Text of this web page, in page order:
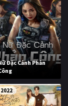
Đặc Cảnh Phản
2022